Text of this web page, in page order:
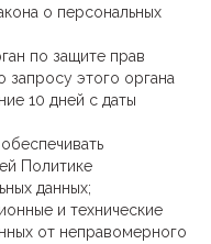
о персональных
по защите прав
запросу этого органа
10 дней с даты
Политике
данных;
и технические
от неправомерного